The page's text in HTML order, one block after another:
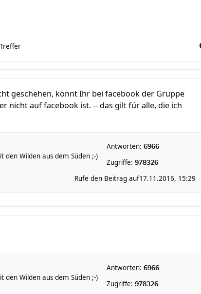
geschehen, könnt Ihr bei facebook der Gruppe
nicht auf facebook ist. -- das gilt für alle, die ich
den Wilden aus dem Süden ;-)
Antworten: 6966
Zugriffe: 978326
17.11.2016, 15:29
Rufe den Beitrag auf
den Wilden aus dem Süden ;-)
Antworten: 6966
Zugriffe: 978326